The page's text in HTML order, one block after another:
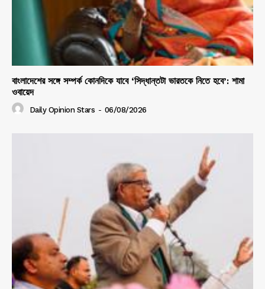
বাংলাদেশের সঙ্গে সম্পর্ক কোনদিকে যাবে ‘সিদ্ধান্তটা ভারতকে নিতে হবে’: শামা
ওবায়েদ
Daily Opinion Stars - 06/08/2026